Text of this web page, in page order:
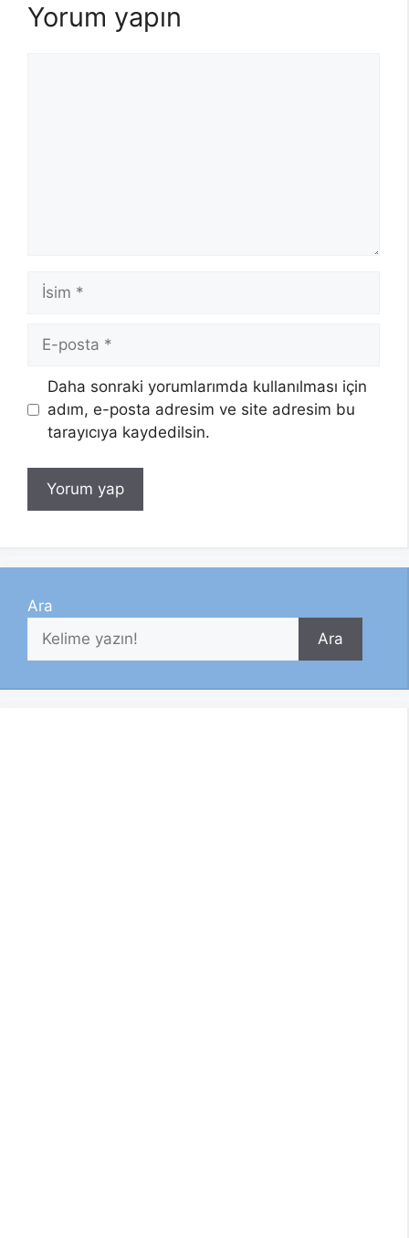
Yorum yapın
İsim
posta
Daha sonraki yorumlarımda kullanılması için
adım, e-posta adresim ve site adresim bu
tarayıcıya kaydedilsin.
Ara
Ara